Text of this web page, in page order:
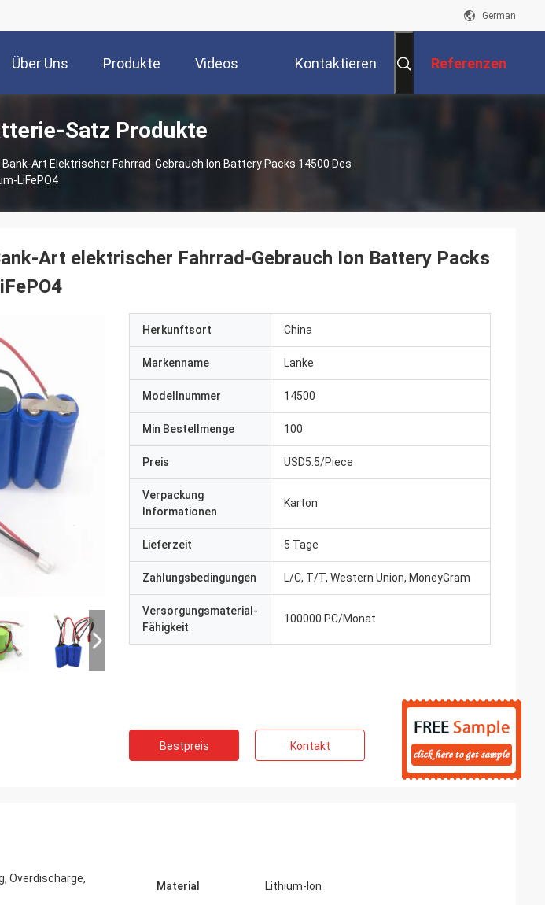
German
Über Uns Produkte Videos Kontaktieren Referenzen
Satz Produkte
Art Elektrischer Fahrrad-Gebrauch Ion Battery Packs 14500 Des
LiFePO4
Qualität, kauft
Art elektrischer Fahrrad-Gebrauch Ion Battery Packs
Herkunftsort China
Markenname Lanke
Modellnummer 14500
Min Bestellmenge 100
Preis USD5.5/Piece
Verpackung
Informationen
Karton
Lieferzeit 5 Tage
Zahlungsbedingungen L/C, T/T, Western Union, MoneyGram
Versorgungsmaterial-
Fähigkeit
100000 PC/Monat
Bestpreis Kontakt
Overdischarge,
Material Lithium-Ion